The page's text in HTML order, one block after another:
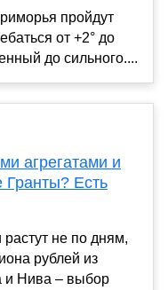
пройдут
от +2° до
до сильного....
агрегатами и
Гранты? Есть
не по дням,
рублей из
и Нива – выбор